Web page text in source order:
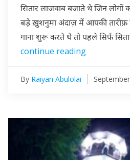
सितार लाजवाब बजाते थे जिन लोगों
बड़े ख़ुशनुमा अंदाज़ में आपकी तारीफ़
गाना शुरू करते थे तो पहले सिर्फ
continue reading
By Raiyan Abulolai